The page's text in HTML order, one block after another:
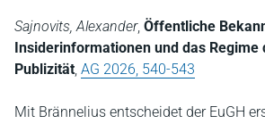
Sajnovits, Alexander, Öffentliche
Insiderinformationen und das Regime
Publizität, AG 2026, 540-543
Mit Brännelius entscheidet der EuGH